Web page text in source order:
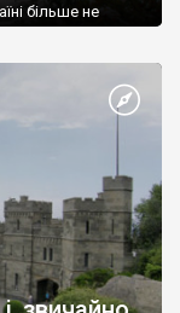
більше не